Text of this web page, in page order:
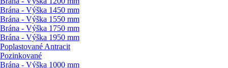
Brána - Výška 1450 mm
Brána - Výška 1550 mm
Brána - Výška 1750 mm
Brána - Výška 1950 mm
Poplastované Antracit
Pozinkované
Brána - Výška 1000 mm